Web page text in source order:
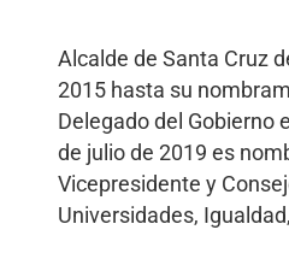
Alcalde de Santa Cruz
2015 hasta su
Delegado del Gobierno
de julio de 2019 es
Vicepresidente y
Universidades,